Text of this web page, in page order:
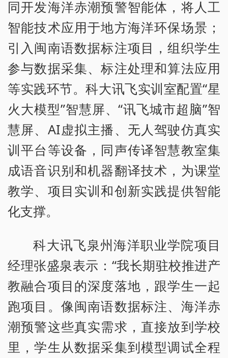
同开发海洋赤潮预警智能体，将人工
智能技术应用于地方海洋环保场景；
引入闽南语数据标注项目，组织学生
参与数据采集、标注处理和算法应用
等实践环节。科大讯飞实训室配置“星
火大模型”智慧屏、“讯飞城市超脑”智
慧屏、AI虚拟主播、无人驾驶仿真实
训平台等设备，同声传译智慧教室集
成语音识别和机器翻译技术，为课堂
教学、项目实训和创新实践提供智能
化支撑。
科大讯飞泉州海洋职业学院项目
经理张盛泉表示：“我长期驻校推进产
教融合项目的深度落地，跟学生一起
跑项目。像闽南语数据标注、海洋赤
潮预警这些真实需求，直接放到学校
里，学生从数据采集到模型调试全程